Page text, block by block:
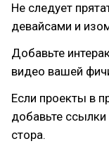
Не следует
девайсами и
Добавьте
видео вашей
Если проекты в
добавьте
стора.